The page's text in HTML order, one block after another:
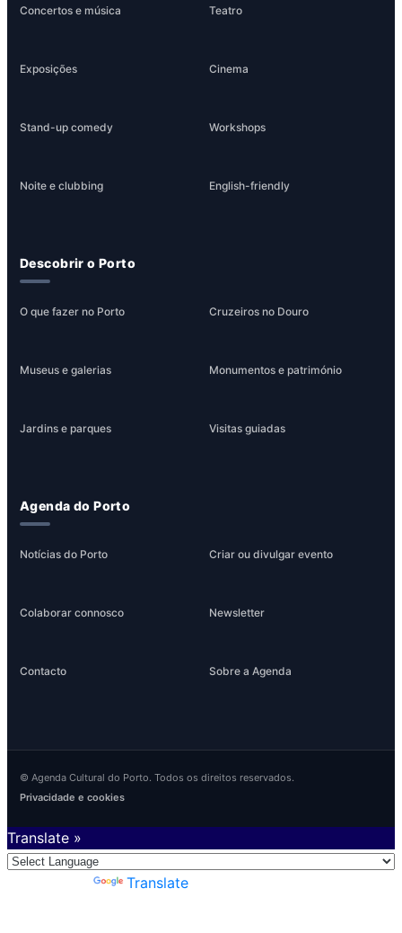
Concertos e música Teatro
Exposições Cinema
Stand-up comedy Workshops
Noite e clubbing English-friendly
Descobrir o Porto
O que fazer no Porto Cruzeiros no Douro
Museus e galerias Monumentos e património
Jardins e parques Visitas guiadas
Agenda do Porto
Notícias do Porto Criar ou divulgar evento
Colaborar connosco Newsletter
Contacto Sobre a Agenda
© Agenda Cultural do Porto. Todos os direitos reservados.
Privacidade e cookies
Translate »
Translate